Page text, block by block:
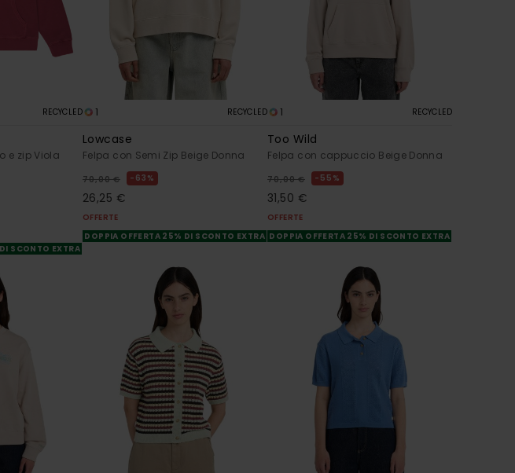
RECYCLED
e zip Viola
SCONTO EXTRA
1 RECYCLED
Lowcase
Felpa con Semi Zip Beige Donna
70,00 € 63%
26,25 €
OFFERTE
DOPPIA OFFERTA 25% DI SCONTO EXTRA
1 RECYCLED
Too Wild
Felpa con cappuccio Beige Donna
70,00 € 55%
31,50 €
OFFERTE
DOPPIA OFFERTA 25% DI SCONTO EXTRA